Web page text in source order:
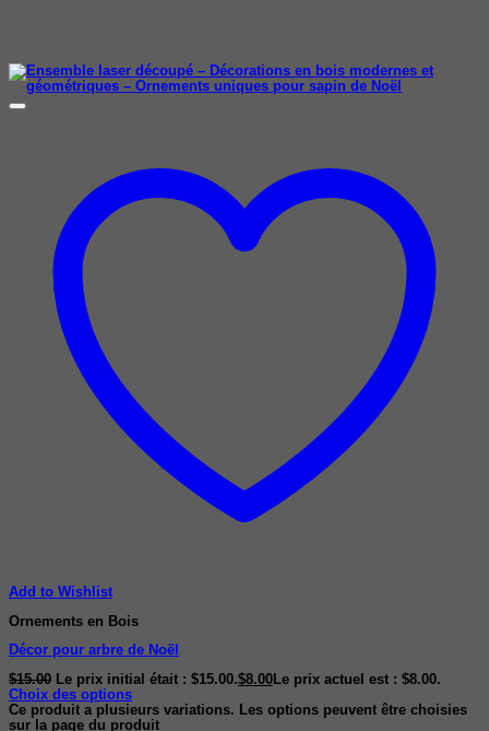
Add to Wishlist
Ornements en Bois
Décor pour arbre de Noël
$15.00 Le prix initial était : $15.00.$8.00 Le prix actuel est : $8.00.
Choix des options
Ce produit a plusieurs variations. Les options peuvent être choisies
sur la page du produit